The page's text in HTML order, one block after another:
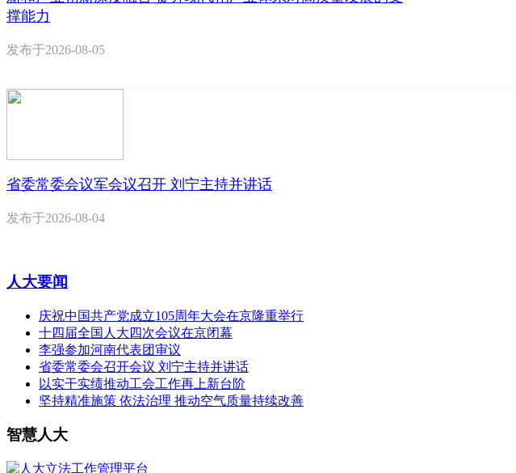
撑能力
发布于2026-08-05
省委常委会议军会议召开 刘宁主持并讲话
发布于2026-08-04
人大要闻
庆祝中国共产党成立105周年大会在京隆重举行
十四届全国人大四次会议在京闭幕
李强参加河南代表团审议
省委常委会召开会议 刘宁主持并讲话
以实干实绩推动工会工作再上新台阶
坚持精准施策 依法治理 推动空气质量持续改善
智慧人大